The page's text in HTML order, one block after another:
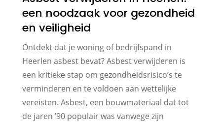
een noodzaak voor gezondheid
en veiligheid
Ontdekt dat je woning of bedrijfspand in
Heerlen asbest bevat? Asbest verwijderen is
een kritieke stap om gezondheidsrisico’s te
verminderen en te voldoen aan wettelijke
vereisten. Asbest, een bouwmateriaal dat tot
de jaren ’90 populair was vanwege zijn